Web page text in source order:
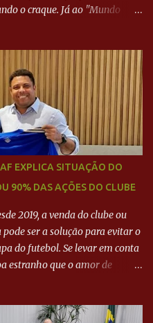
o craque. Já ao "Mundo
EXPLICA SITUAÇÃO DO
90% DAS AÇÕES DO CLUBE
2019, a venda do clube ou
ser a solução para evitar o
do futebol. Se levar em conta
estranho que o amor de
de dívidas emergenciais e